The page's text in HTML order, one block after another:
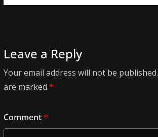
Leave a Reply
Your email address will not be published.
are marked *
Comment*